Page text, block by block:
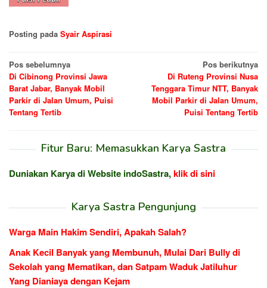
Posting pada Syair Aspirasi
Navigasi
pos
Pos sebelumnya
Di Cibinong Provinsi Jawa
Barat Jabar, Banyak Mobil
Parkir di Jalan Umum, Puisi
Tentang Tertib
Pos berikutnya
Di Ruteng Provinsi Nusa
Tenggara Timur NTT, Banyak
Mobil Parkir di Jalan Umum,
Puisi Tentang Tertib
Fitur Baru: Memasukkan Karya Sastra
Duniakan Karya di Website indoSastra,klik di sini
Karya Sastra Pengunjung
Warga Main Hakim Sendiri, Apakah Salah?
Anak Kecil Banyak yang Membunuh, Mulai Dari Bully di
Sekolah yang Mematikan, dan Satpam Waduk Jatiluhur
Yang Dianiaya dengan Kejam